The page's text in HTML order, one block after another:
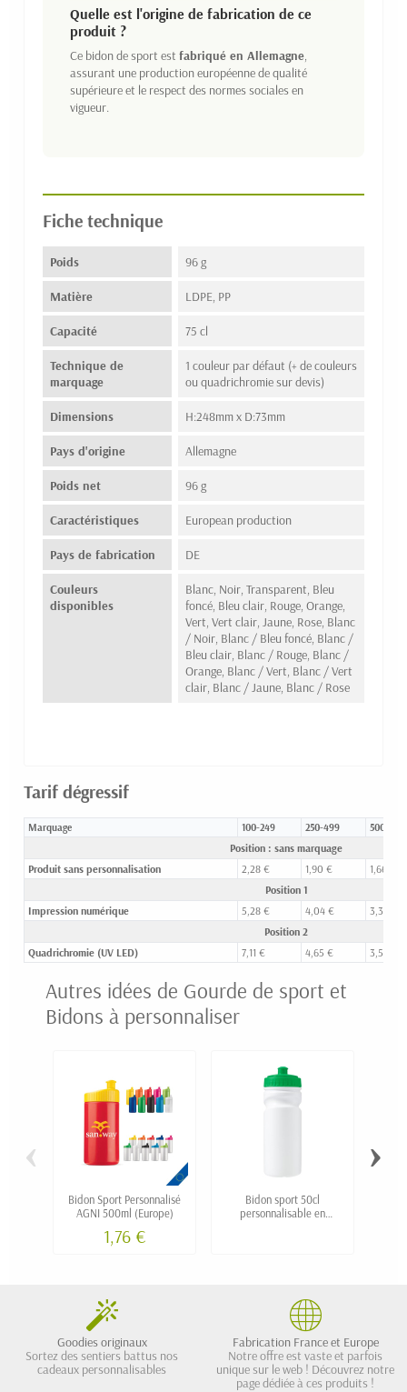
Quelle est l'origine de fabrication de ce
produit ?
Ce bidon de sport est fabriqué en Allemagne,
assurant une production européenne de qualité
supérieure et le respect des normes sociales en
vigueur.
Fiche technique
Poids 96 g
Matière LDPE, PP
Capacité 75 cl
Technique de
marquage
1 couleur par défaut (+ de couleurs
ou quadrichromie sur devis)
Dimensions H:248mm x D:73mm
Pays d'origine Allemagne
Poids net 96 g
Caractéristiques European production
Pays de fabrication DE
Couleurs
disponibles
Blanc, Noir, Transparent, Bleu
foncé, Bleu clair, Rouge, Orange,
Vert, Vert clair, Jaune, Rose, Blanc
/ Noir, Blanc / Bleu foncé, Blanc /
Bleu clair, Blanc / Rouge, Blanc /
Orange, Blanc / Vert, Blanc / Vert
clair, Blanc / Jaune, Blanc / Rose
Tarif dégressif
Marquage 100-249 250-499 500-999
Position : sans marquage
Produit sans personnalisation
2,28 € 1,90 €
1,66 €
Position 1
Impression numérique
5,28 € 4,04 €
3,35 €
Position 2
Quadrichromie (UV LED)
7,11 € 4,65 € 3,54 €
Autres idées de Gourde de sport et
Bidons à personnaliser
Bidon Sport Personnalisé
AGNI 500ml (Europe)
1,76 €
Bidon sport 50cl
personnalisable en
‹ ›
Goodies originaux
Sortez des sentiers battus nos
cadeaux personnalisables
Fabrication France et Europe
Notre offre est vaste et parfois
unique sur le web ! Découvrez notre
page dédiée à ces produits !